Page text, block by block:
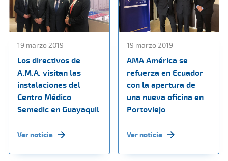
19 marzo 2019
Los directivos de
A.M.A. visitan las
instalaciones del
Centro Médico
Semedic en Guayaquil
Ver noticia
19 marzo 2019
AMA América se
refuerza en Ecuador
con la apertura de
una nueva oficina en
Portoviejo
Ver noticia